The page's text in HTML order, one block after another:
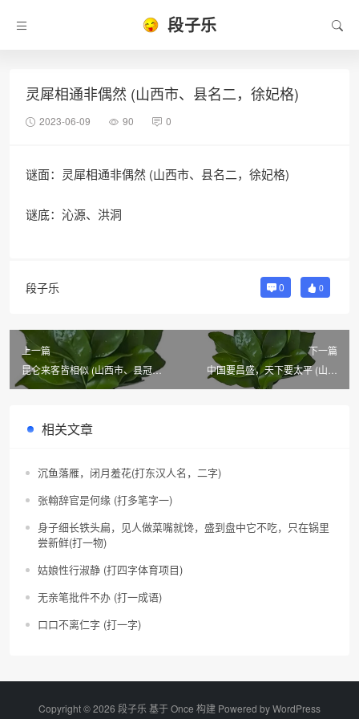
段子乐
灵犀相通非偶然 (山西市、县名二，徐妃格)
2023-06-09 90 0
谜面：灵犀相通非偶然 (山西市、县名二，徐妃格)
谜底：沁源、洪洞
段子乐 0 0
上一篇
昆仑来客皆相似 (山西市、县冠省
名)
下一篇
中国要昌盛，天下要太平 (山西
相关文章
沉鱼落雁，闭月羞花(打东汉人名，二字)
张翰辞官是何缘 (打多笔字一)
身子细长铁头扁，见人做菜嘴就馋，盛到盘中它不吃，只在锅里
尝新鲜(打一物)
姑娘性行淑静 (打四字体育项目)
无亲笔批件不办 (打一成语)
口口不离仁字 (打一字)
Copyright © 2026 段子乐 基于 Once 构建 Powered byWordPress